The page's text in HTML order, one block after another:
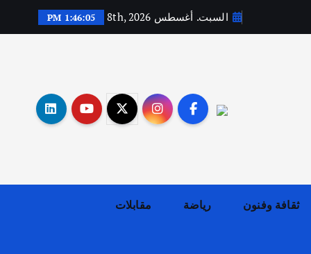
السبت. أغسطس 8th, 2026 1:46:06 PM
ثقافة وفنون رياضة مقابلات